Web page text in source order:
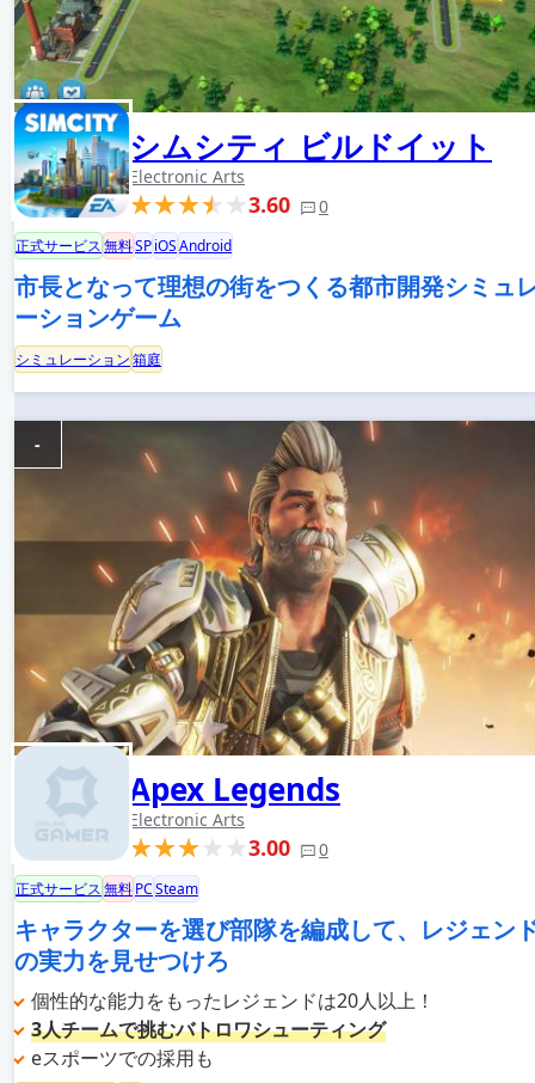
シムシティ ビルドイット
Electronic Arts
3.60 0
正式サービス無料SPiOSAndroid
市長となって理想の街をつくる都市開発シミュ
ーションゲーム
シミュレーション箱庭
Apex Legends
Electronic Arts
3.00 0
-
正式サービス無料PCSteam
キャラクターを選び部隊を編成して、レジェン
の実力を見せつけろ
個性的な能力をもったレジェンドは20人以上！
3人チームで挑むバトロワシューティング
eスポーツでの採用も